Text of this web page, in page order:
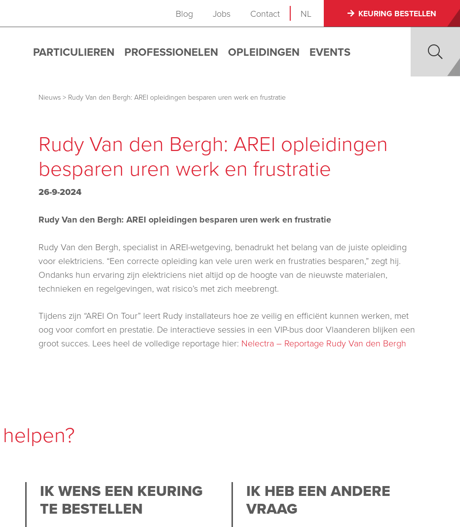
Blog Jobs Contact NL KEURING BESTELLEN
PARTICULIEREN PROFESSIONELEN OPLEIDINGEN EVENTS
Nieuws > Rudy Van den Bergh: AREI opleidingen besparen uren werk en frustratie
Rudy Van den Bergh: AREI opleidingen
besparen uren werk en frustratie
26-9-2024
Rudy Van den Bergh: AREI opleidingen besparen uren werk en frustratie
Rudy Van den Bergh, specialist in AREI-wetgeving, benadrukt het belang van de juiste opleiding
voor elektriciens. “Een correcte opleiding kan vele uren werk en frustraties besparen,” zegt hij.
Ondanks hun ervaring zijn elektriciens niet altijd op de hoogte van de nieuwste materialen,
technieken en regelgevingen, wat risico’s met zich meebrengt.
Tijdens zijn “AREI On Tour” leert Rudy installateurs hoe ze veilig en efficiënt kunnen werken, met
oog voor comfort en prestatie. De interactieve sessies in een VIP-bus door Vlaanderen blijken een
groot succes. Lees heel de volledige reportage hier: Nelectra – Reportage Rudy Van den Bergh
IK WENS EEN KEURING
TE BESTELLEN
IK HEB EEN ANDERE
VRAAG